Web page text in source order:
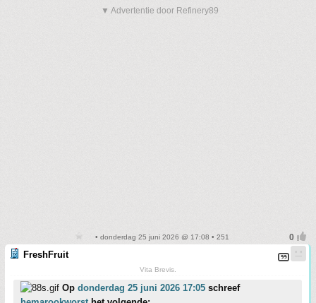
▼ Advertentie door Refinery89
• donderdag 25 juni 2026 @ 17:08 • 251
FreshFruit
Vita Brevis.
Op donderdag 25 juni 2026 17:05 schreef